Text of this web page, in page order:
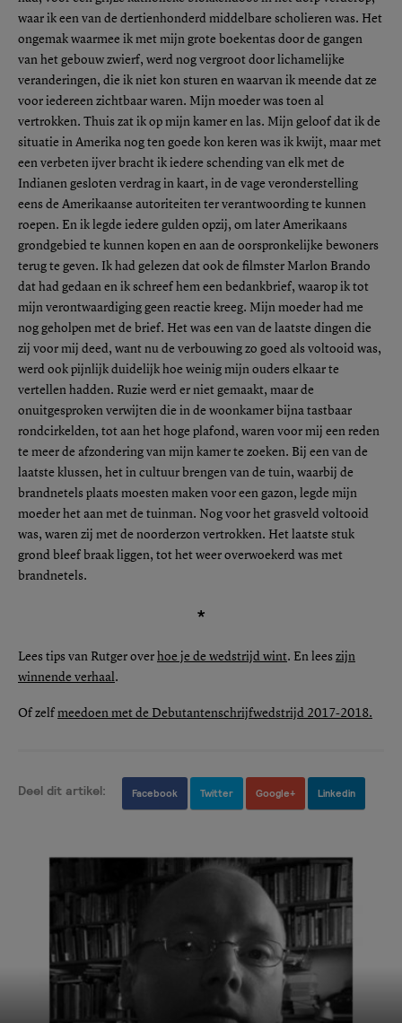
waar ik een van de dertienhonderd middelbare scholieren was. Het
ongemak waarmee ik met mijn grote boekentas door de gangen
van het gebouw zwierf, werd nog vergroot door lichamelijke
veranderingen, die ik niet kon sturen en waarvan ik meende dat ze
voor iedereen zichtbaar waren. Mijn moeder was toen al
vertrokken. Thuis zat ik op mijn kamer en las. Mijn geloof dat ik de
situatie in Amerika nog ten goede kon keren was ik kwijt, maar met
een verbeten ijver bracht ik iedere schending van elk met de
Indianen gesloten verdrag in kaart, in de vage veronderstelling
eens de Amerikaanse autoriteiten ter verantwoording te kunnen
roepen. En ik legde iedere gulden opzij, om later Amerikaans
grondgebied te kunnen kopen en aan de oorspronkelijke bewoners
terug te geven. Ik had gelezen dat ook de filmster Marlon Brando
dat had gedaan en ik schreef hem een bedankbrief, waarop ik tot
mijn verontwaardiging geen reactie kreeg. Mijn moeder had me
nog geholpen met de brief. Het was een van de laatste dingen die
zij voor mij deed, want nu de verbouwing zo goed als voltooid was,
werd ook pijnlijk duidelijk hoe weinig mijn ouders elkaar te
vertellen hadden. Ruzie werd er niet gemaakt, maar de
onuitgesproken verwijten die in de woonkamer bijna tastbaar
rondcirkelden, tot aan het hoge plafond, waren voor mij een reden
te meer de afzondering van mijn kamer te zoeken. Bij een van de
laatste klussen, het in cultuur brengen van de tuin, waarbij de
brandnetels plaats moesten maken voor een gazon, legde mijn
moeder het aan met de tuinman. Nog voor het grasveld voltooid
was, waren zij met de noorderzon vertrokken. Het laatste stuk
grond bleef braak liggen, tot het weer overwoekerd was met
brandnetels.
*
Lees tips van Rutger over hoe je de wedstrijd wint. En lees zijn
winnende verhaal.
Of zelf meedoen met de Debutantenschrijfwedstrijd 2017-2018.
Deel dit artikel: Facebook Twitter Google+ Linkedin